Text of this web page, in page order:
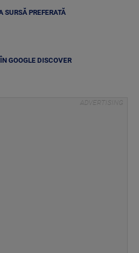
SURSĂ PREFERATĂ
GOOGLE DISCOVER